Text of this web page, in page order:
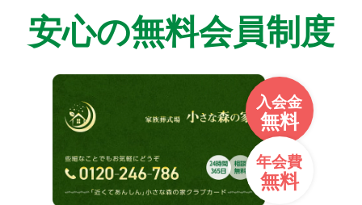
安心の無料会員制度
入会金
無料
年会費
無料